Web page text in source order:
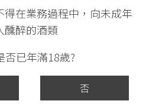
得在業務過程中，向未成年
醺醉的酒類
否已年滿18歲?
否
釀酒師的「眼睛」,下一
化驗指標進行。以前
於酒的pH、酸、酒精、
萄汁的養分等。大部分
驗值來進行。現代的化